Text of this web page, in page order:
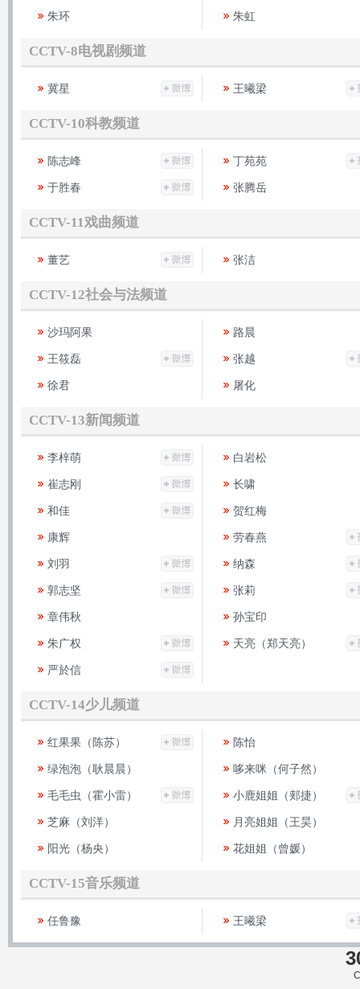
朱环 朱虹
CCTV-8电视剧频道
冀星 王曦梁
CCTV-10科教频道
陈志峰 丁苑苑
于胜春 张腾岳
CCTV-11戏曲频道
董艺 张洁
CCTV-12社会与法频道
沙玛阿果 路晨
王筱磊 张越
徐君 屠化
CCTV-13新闻频道
李梓萌 白岩松
崔志刚 长啸
和佳 贺红梅
康辉 劳春燕
刘羽 纳森
郭志坚 张莉
章伟秋 孙宝印
朱广权 天亮（郑天亮）
严於信
CCTV-14少儿频道
红果果（陈苏） 陈怡
绿泡泡（耿晨晨） 哆来咪（何子然）
毛毛虫（霍小雷） 小鹿姐姐（郏捷）
芝麻（刘洋） 月亮姐姐（王昊）
阳光（杨央） 花姐姐（曾媛）
CCTV-15音乐频道
任鲁豫 王曦梁